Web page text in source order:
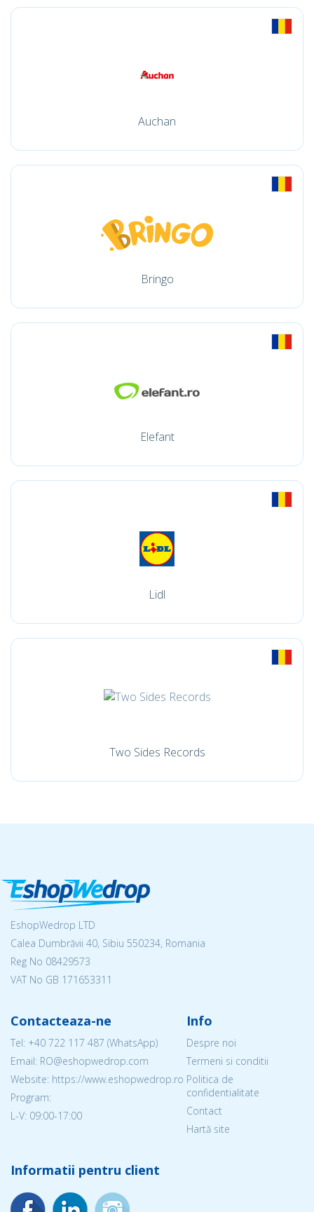
Auchan
Bringo
Elefant
Lidl
Two Sides Records
EshopWedrop LTD
Calea Dumbrăvii 40, Sibiu 550234, Romania
Reg No 08429573
VAT No GB 171653311
Contacteaza-ne
Tel: +40 722 117 487 (WhatsApp)
Email: RO@eshopwedrop.com
Website: https://www.eshopwedrop.ro
Program:
L-V: 09:00-17:00
Info
Despre noi
Termeni si conditii
Politica de
confidentialitate
Contact
Hartă site
Informatii pentru client